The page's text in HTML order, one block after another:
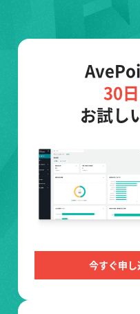
30
お試し
今すぐ申し